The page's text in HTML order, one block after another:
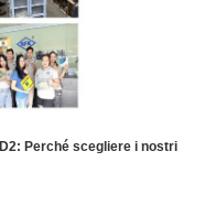
D2: Perché scegliere i nostri